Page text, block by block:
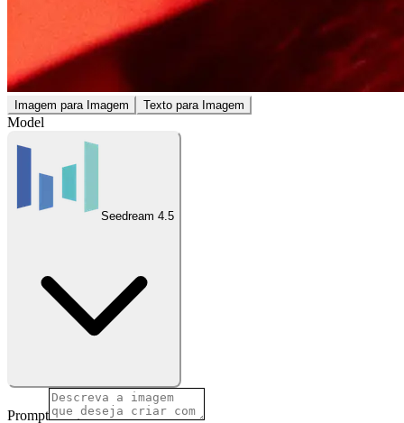
Imagem para Imagem Texto para Imagem
Model
Seedream 4.5
Prompt